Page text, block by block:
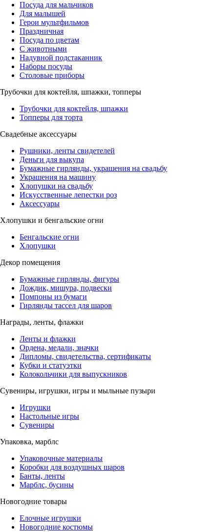
Посуда для мальчиков
Для малышей
Герои мультфильмов
Праздничная
Посуда по цветам
С животными
Надувной подстаканник
Наборы посуды
Столовые приборы
Трубочки для коктейля, шпажки, топперы
Трубочки для коктейля, шпажки
Топперы для торта
Свадебные аксессуары
Рушники, ленты свидетелей
Деньги для выкупа
Бумажные гирлянды, украшения на свадьбу
Украшения на машину
Хлопушки на свадьбу
Искусственные лепестки роз
Аксессуары
Хлопушки и бенгальские огни
Бенгальские огни
Хлопушки
Декор помещения
Бумажные гирлянды, фигуры
Дождик, мишура, подвески
Помпоны из бумаги
Гирлянды тассел для шаров
Награды, ленты, флажки
Ленты и флажки
Ордена, медали, значки
Дипломы, свидетельства, сертификаты
Кубки и статуэтки
Колокольчики для выпускников
Сувениры, игрушки, игры и мыльные пузыри
Игрушки
Настольные игры
Сувениры
Упаковка, марблс
Упаковочные материалы
Коробки для воздушных шаров
Банты, ленты
Марблс, бусины
Новогодние товары
Елочные игрушки
Новогодние костюмы